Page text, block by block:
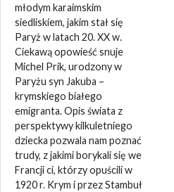
młodym karaimskim
siedliskiem, jakim stał się
Paryż w latach 20. XX w.
Ciekawą opowieść snuje
Michel Prik, urodzony w
Paryżu syn Jakuba –
krymskiego białego
emigranta. Opis świata z
perspektywy kilkuletniego
dziecka pozwala nam poznać
trudy, z jakimi borykali się we
Francji ci, którzy opuścili w
1920 r. Krym i przez Stambuł